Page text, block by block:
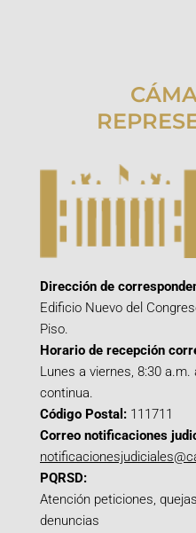
Dirección de
Edificio Nuevo del
Piso.
Horario de recepción
Lunes a viernes, 8:30 a.m.
continua.
Código Postal: 111711
Correo notificaciones
PQRSD:
Atención peticiones,
denuncias